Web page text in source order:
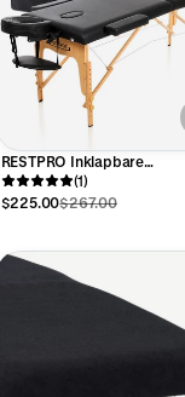
RESTPRO Inklapbare
Massagetafel Classic 2
(1)
$225.00$267.00